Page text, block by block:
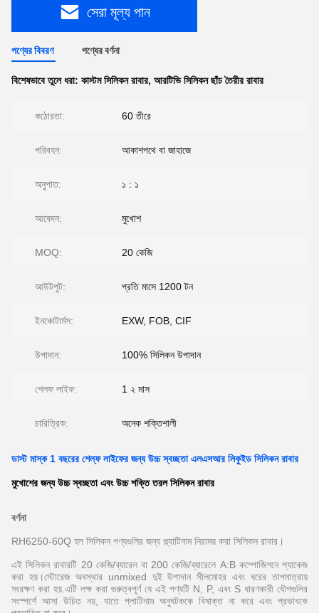
সেরা মূল্য পান
পণ্যের বিবরণ পণ্যের বর্ণনা
বিশেষভাবে তুলে ধরা: কাস্টম সিলিকন রাবার, আরটিভি সিলিকন ছাঁচ তৈরীর রাবার
কঠোরতা: 60 তীরে
পরিবহন: আকাশপথে বা জাহাজে
অনুপাত: ১ : ১
আবেদন: মুখোশ
MOQ: 20 কেজি
আউটপুট: প্রতি মাসে 1200 টন
ইনকোটার্মস: EXW, FOB, CIF
উপাদান: 100% সিলিকন উপাদান
শেলফ লাইফ: 1 ২ মাস
চারিত্রিক: অনেক শক্তিশালী
ডাস্ট মাস্ক 1 বছরের শেল্ফ লাইফের জন্য উচ্চ স্বচ্ছতা এলএসআর লিকুইড সিলিকন রাবার
মুখোশের জন্য উচ্চ স্বচ্ছতা এবং উচ্চ শক্তি তরল সিলিকন রাবার
বর্ণনা
RH6250-60Q হল সিলিকন পণ্যগুলির জন্য প্ল্যাটিনাম নিরাময় করা সিলিকন রাবার।
এই সিলিকন রাবারটি 20 কেজি/ব্যারেল বা 200 কেজি/ব্যারেলে A:B কম্পোজিশনে প্যাকেজ
করা হয়।স্টোরেজ অবস্থার unmixed দুই উপাদান সীলমোহর এবং ঘরের তাপমাত্রায়
সংরক্ষণ করা হয়.এটি লক্ষ করা গুরুত্বপূর্ণ যে এই পণ্যটি N, P, এবং S ধারণকারী যৌগগুলির
সংস্পর্শে আসা উচিত নয়, যাতে প্লাটিনাম অনুঘটককে বিষাক্ত না করে এবং প্রভাবকে